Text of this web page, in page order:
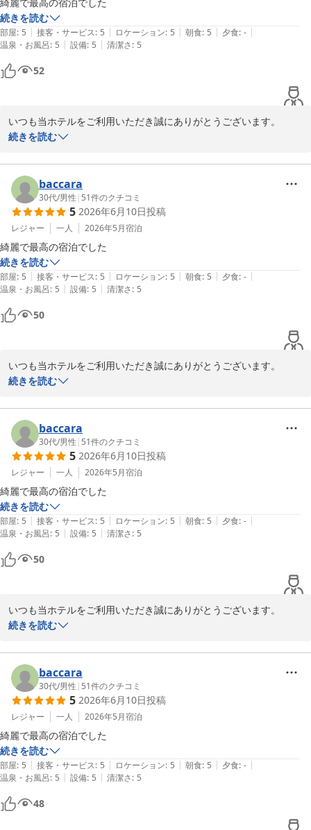
くれたけインセントラル浜松
2026-06-11
続きを読む
部屋: 5 | 接客・サービス: 5 | ロケーション: 5 | 朝食: 5 | 夕食: - |
温泉・お風呂: 5 | 設備: 5 | 清潔さ: 5
52
いつも当ホテルをご利用いただき誠にありがとうございます。
「最高の宿泊」とこの上ないお言葉をいただき光栄に存じます。こ
精進してまいります。
またこちらに来ることがございましたらぜひご利用くださいませ。
お客様のお越しを心よりお待ち申し上げます。
口コミをご投稿いただきありがとうございました。
フロント　萩田
くれたけインセントラル浜松
2026-06-11
続きを読む
baccara
30代/男性 | 51件のクチコミ
5 2026年6月10日投稿
レジャー 一人 2026年5月宿泊
綺麗で最高の宿泊でした
続きを読む
部屋: 5 | 接客・サービス: 5 | ロケーション: 5 | 朝食: 5 | 夕食: - |
温泉・お風呂: 5 | 設備: 5 | 清潔さ: 5
50
いつも当ホテルをご利用いただき誠にありがとうございます。
「最高の宿泊」とこの上ないお言葉をいただき光栄に存じます。こ
精進してまいります。
またこちらに来ることがございましたらぜひご利用くださいませ。
お客様のお越しを心よりお待ち申し上げます。
口コミをご投稿いただきありがとうございました。
フロント　萩田
くれたけインセントラル浜松
2026-06-11
続きを読む
baccara
30代/男性 | 51件のクチコミ
5 2026年6月10日投稿
レジャー 一人 2026年5月宿泊
綺麗で最高の宿泊でした
続きを読む
部屋: 5 | 接客・サービス: 5 | ロケーション: 5 | 朝食: 5 | 夕食: - |
温泉・お風呂: 5 | 設備: 5 | 清潔さ: 5
50
いつも当ホテルをご利用いただき誠にありがとうございます。
「最高の宿泊」とこの上ないお言葉をいただき光栄に存じます。こ
精進してまいります。
またこちらに来ることがございましたらぜひご利用くださいませ。
お客様のお越しを心よりお待ち申し上げます。
口コミをご投稿いただきありがとうございました。
フロント　萩田
くれたけインセントラル浜松
2026-06-11
続きを読む
baccara
30代/男性 | 51件のクチコミ
5 2026年6月10日投稿
レジャー 一人 2026年5月宿泊
綺麗で最高の宿泊でした
続きを読む
部屋: 5 | 接客・サービス: 5 | ロケーション: 5 | 朝食: 5 | 夕食: - |
温泉・お風呂: 5 | 設備: 5 | 清潔さ: 5
48